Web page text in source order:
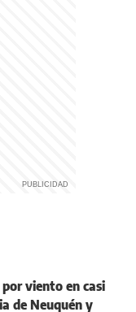
viento en casi
de Neuquén y